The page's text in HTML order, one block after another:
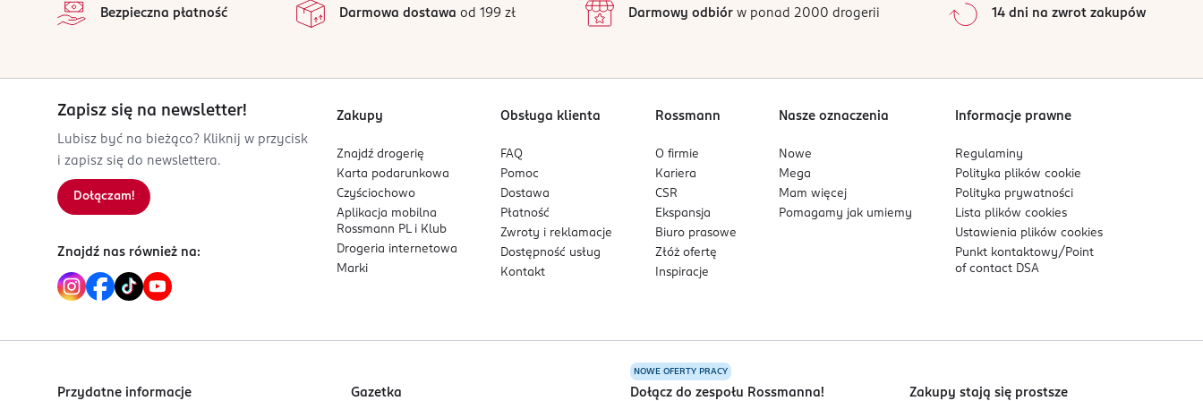
aktywny kompleks peptydów
ul. Polna 61
1
0%
Sortowanie wgdata: od najnowszej
Bezpieczna płatność Darmowa dostawa od 199 zł Darmowy odbiórw ponad 2000 drogerii 14 dni na zwrot zakupów
Zapisz się na newsletter!
Lubisz być na bieżąco? Kliknij w przycisk
i zapisz się do newslettera.
Dołączam!
Znajdź nas również na:
Zakupy
Znajdź drogerię
Karta podarunkowa
Czyściochowo
Aplikacja mobilna
Rossmann PL i Klub
Drogeria internetowa
Marki
Obsługa klienta
FAQ
Pomoc
Dostawa
Płatność
Zwroty i reklamacje
Dostępność usług
Kontakt
Rossmann
O firmie
Kariera
CSR
Ekspansja
Biuro prasowe
Złóż ofertę
Inspiracje
Nasze oznaczenia
Nowe
Mega
Mam więcej
Pomagamy jak umiemy
Informacje prawne
Regulaminy
Polityka plikówcookie
Polityka prywatności
Lista plikówcookies
Ustawienia plikówcookies
Punkt kontaktowy/ Point
of contact DSA
Przydatne informacje Gazetka
NOWE OFERTY PRACY
Dołącz do zespołu Rossmanna! Zakupy stają się prostsze